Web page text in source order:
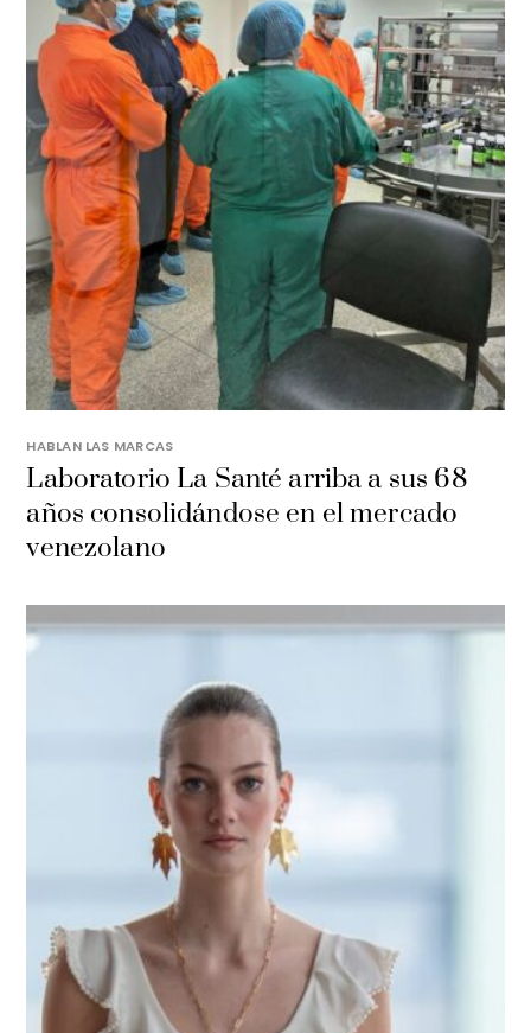
HABLAN LAS MARCAS
Laboratorio La Santé arriba a sus 68
años consolidándose en el mercado
venezolano